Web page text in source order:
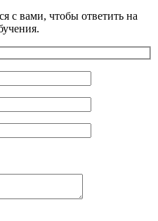
с вами, чтобы ответить на